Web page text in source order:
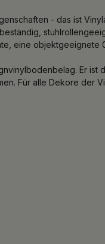
- das ist
eine
Er
Für alle Dekore